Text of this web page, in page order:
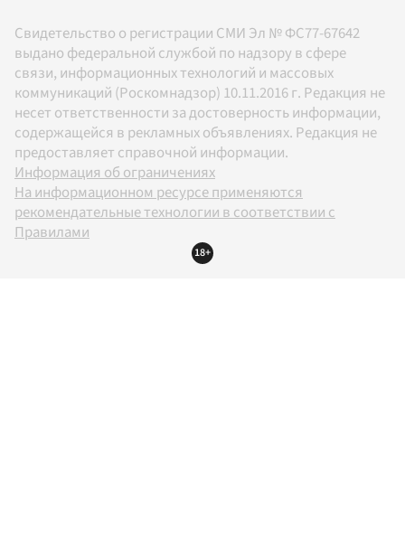
Свидетельство о регистрации СМИ Эл № ФС77-67642
выдано федеральной службой по надзору в сфере
связи, информационных технологий и массовых
коммуникаций (Роскомнадзор) 10.11.2016 г. Редакция не
несет ответственности за достоверность информации,
содержащейся в рекламных объявлениях. Редакция не
предоставляет справочной информации.
Информация об ограничениях
На информационном ресурсе применяются
рекомендательные технологии в соответствии с
Правилами
18+